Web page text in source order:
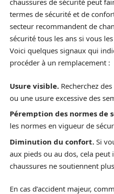
chaussures de sécurité peut
termes de sécurité et de
secteur recommandent de
sécurité tous les ans si vous
Voici quelques signaux qui
procéder à un remplacement :
Usure visible. Recherchez
ou une usure excessive des
Péremption des normes de
les normes en vigueur de
Diminution du confort. Si
aux pieds ou au dos, cela
chaussures ne soutiennent
En cas d’accident majeur,